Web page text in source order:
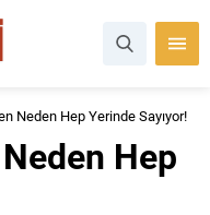
Neden Hep Yerinde Sayıyor!
Hep